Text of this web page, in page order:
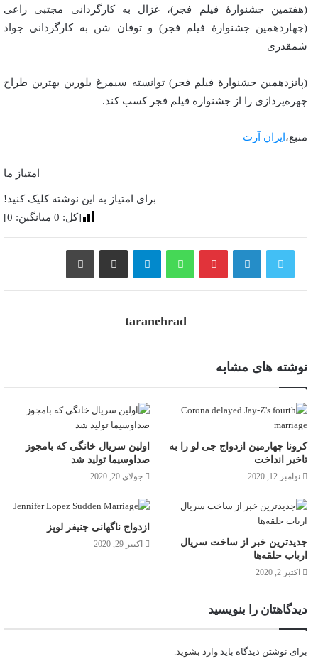
(هفتمین جشنوارهٔ فیلم فجر)، غزال به کارگردانی مجتبی راعی
(چهاردهمین جشنوارهٔ فیلم فجر) و توفان شن به کارگردانی جواد
شمقدری
(پانزدهمین جشنوارهٔ فیلم فجر) توانسته سیمرغ بلورین بهترین طراح
چهره‌پردازی را از جشنواره فیلم فجر کسب کند.
منبع، ایران آرت
امتیاز ما
برای امتیاز به این نوشته کلیک کنید!
[کل: 0 میانگین: 0
]
پینترست واتس آپ تلگرام اشتراک گذاری از طریق ایمیل
taranehrad
نوشته های مشابه
کرونا چهارمین ازدواج جی لو را به
تاخیر انداخت
نوامبر 12, 2020
اولین سریال خانگی که بامجوز
صداوسیما تولید شد
جولای 20, 2020
جدیدترین خبر از ساخت سریال
ارباب حلقه‌ها
اکتبر 2, 2020
ازدواج ناگهانی جنیفر لوپز
اکتبر 29, 2020
دیدگاهتان را بنویسید
برای نوشتن دیدگاه باید وارد بشوید.